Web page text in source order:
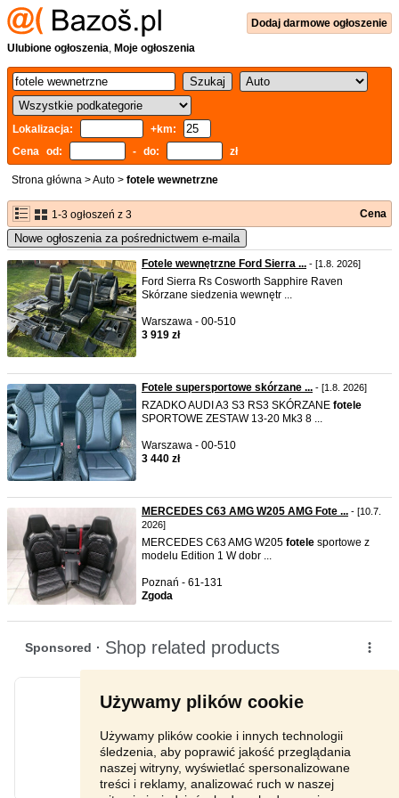
Używamy plików cookie
Używamy plików cookie i innych technologii
śledzenia, aby poprawić jakość przeglądania
naszej witryny, wyświetlać spersonalizowane
treści i reklamy, analizować ruch w naszej
Dodaj darmowe ogłoszenie
Ulubione ogłoszenia, Moje ogłoszenia
Lokalizacja:
+km:
Cena od:
- do: zł
Strona główna >Auto > fotele wewnetrzne
1-3 ogłoszeń z 3 Cena
Nowe ogłoszenia za pośrednictwem e-maila
Fotele wewnętrzne Ford Sierra ... - [1.8. 2026]
Ford Sierra Rs Cosworth Sapphire Raven
Skórzane siedzenia wewnętr ...
Warszawa - 00-510
3 919 zł
Fotele supersportowe skórzane ... - [1.8. 2026]
RZADKO AUDI A3 S3 RS3 SKÓRZANE fotele
SPORTOWE ZESTAW 13-20 Mk3 8 ...
Warszawa - 00-510
3 440 zł
MERCEDES C63 AMG W205 AMG Fote ... - [10.7.
2026]
MERCEDES C63 AMG W205 fotele sportowe z
modelu Edition 1 W dobr ...
Poznań - 61-131
Zgoda